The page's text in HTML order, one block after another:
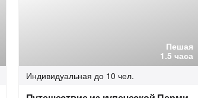
Пешая
1.5 часа
Индивидуальная до 10 чел.